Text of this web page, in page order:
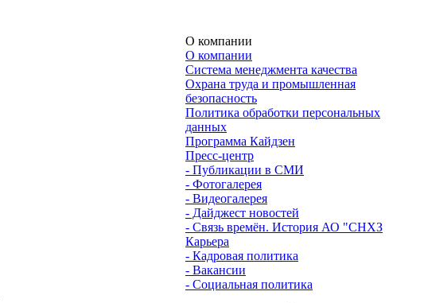
О компании
О компании
Система менеджмента качества
Охрана труда и промышленная
безопасность
Политика обработки персональных
данных
Программа Кайдзен
Пресс-центр
- Публикации в СМИ
- Фотогалерея
- Видеогалерея
- Дайджест новостей
- Связь времён. История АО "СНХЗ
Карьера
- Кадровая политика
- Вакансии
- Социальная политика